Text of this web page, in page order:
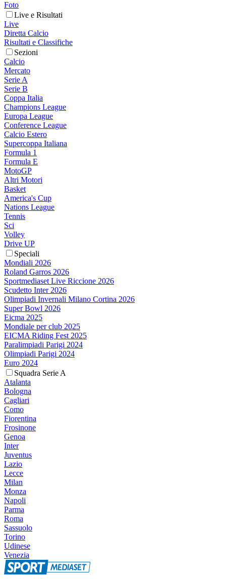
Foto
Live e Risultati
Live
Diretta Calcio
Risultati e Classifiche
Sezioni
Calcio
Mercato
Serie A
Serie B
Coppa Italia
Champions League
Europa League
Conference League
Calcio Estero
Supercoppa Italiana
Formula 1
Formula E
MotoGP
Altri Motori
Basket
America's Cup
Nations League
Tennis
Sci
Volley
Drive UP
Speciali
Mondiali 2026
Roland Garros 2026
Sportmediaset Live Riccione 2026
Scudetto Inter 2026
Olimpiadi Invernali Milano Cortina 2026
Super Bowl 2026
Eicma 2025
Mondiale per club 2025
EICMA Riding Fest 2025
Paralimpiadi Parigi 2024
Olimpiadi Parigi 2024
Euro 2024
Squadra Serie A
Atalanta
Bologna
Cagliari
Como
Fiorentina
Frosinone
Genoa
Inter
Juventus
Lazio
Lecce
Milan
Monza
Napoli
Parma
Roma
Sassuolo
Torino
Udinese
Venezia